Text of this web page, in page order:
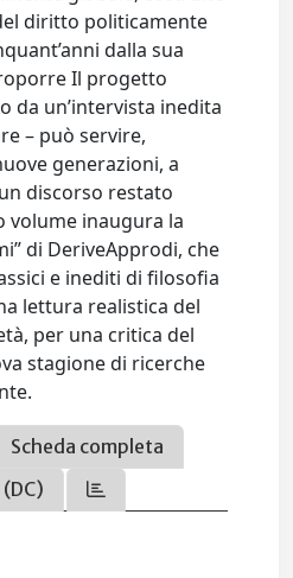
diritto politicamente
dalla sua
Il progetto
da un’intervista inedita
– può servire,
generazioni, a
discorso restato
volume inaugura la
di DeriveApprodi, che
e inediti di filosofia
lettura realistica del
per una critica del
stagione di ricerche
Scheda completa